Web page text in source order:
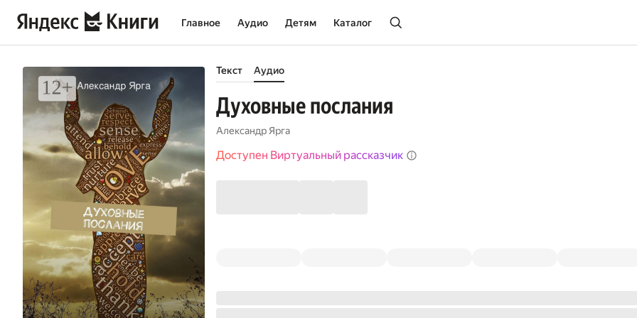
Главное Аудио Детям Каталог
Текст Аудио
Духовные послания
Александр Ярга
Доступен Виртуальный рассказчик